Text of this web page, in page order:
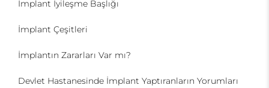
İmplant İyileşme Başlığı
İmplant Çeşitleri
İmplantın Zararları Var mı?
Devlet Hastanesinde İmplant Yaptıranların Yorumları